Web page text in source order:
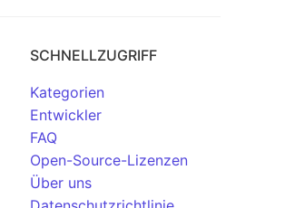
SCHNELLZUGRIFF
Kategorien
Entwickler
FAQ
Open-Source-Lizenzen
Über uns